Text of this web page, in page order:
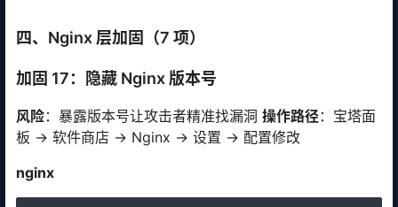
四、Nginx 层加固（7 项）
加固 17：隐藏 Nginx 版本号
风险：暴露版本号让攻击者精准找漏洞 操作路径：宝塔面
板 → 软件商店 → Nginx → 设置 → 配置修改
nginx